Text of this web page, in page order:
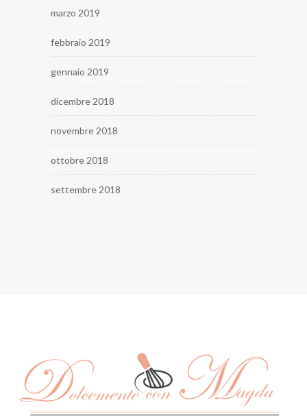
marzo 2019
febbraio 2019
gennaio 2019
dicembre 2018
novembre 2018
ottobre 2018
settembre 2018